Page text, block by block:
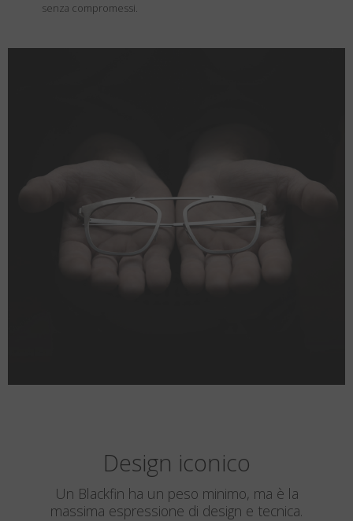
senza compromessi.
Design iconico
Un Blackfin ha un peso minimo, ma è la
massima espressione di design e tecnica.